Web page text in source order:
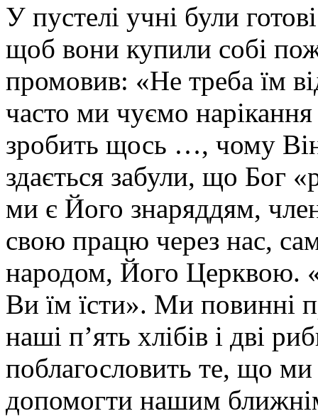
У пустелі учні були
щоб вони купили собі
промовив: «Не треба їм
часто ми чуємо
зробить щось …, чому
здається забули, що Бог
ми є Його знаряддям,
свою працю через нас,
народом, Його Церквою.
Ви їм їсти». Ми повинні
наші п’ять хлібів і дві
поблагословить те, що
допомогти нашим